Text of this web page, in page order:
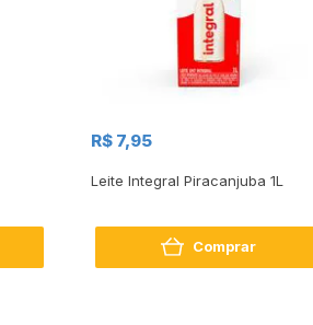
R$ 7,95
Leite Integral Piracanjuba 1L
Comprar